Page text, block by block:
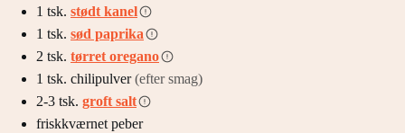
1 tsk. stødt kanel
1 tsk. sød paprika
2 tsk. tørret oregano
1 tsk. chilipulver (efter smag)
2-3 tsk. groft salt
friskkværnet peber